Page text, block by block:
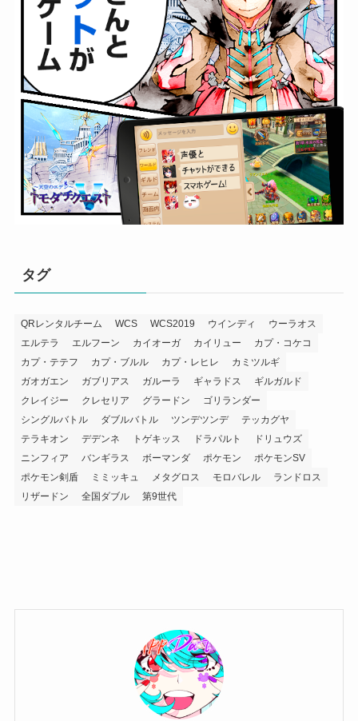
タグ
QRレンタルチーム WCS WCS2019 ウインディ
ウーラオス
エルテラ
エルフーン カイオーガ カイリュー
カプ・コケコ
カプ・テテフ
カプ・ブルル カプ・レヒレ
カミツルギ
ガオガエン
ガブリアス ガルーラ ギャラドス
ギルガルド
クレイジー
クレセリア グラードン
ゴリランダー
シングルバトル
ダブルバトル ツンデツンデ
テッカグヤ
テラキオン
デデンネ トゲキッス ドラパルト
ドリュウズ
ニンフィア
バンギラス ボーマンダ ポケモン
ポケモンSV
ポケモン剣盾
ミミッキュ メタグロス モロバレル
ランドロス
リザードン
全国ダブル 第9世代